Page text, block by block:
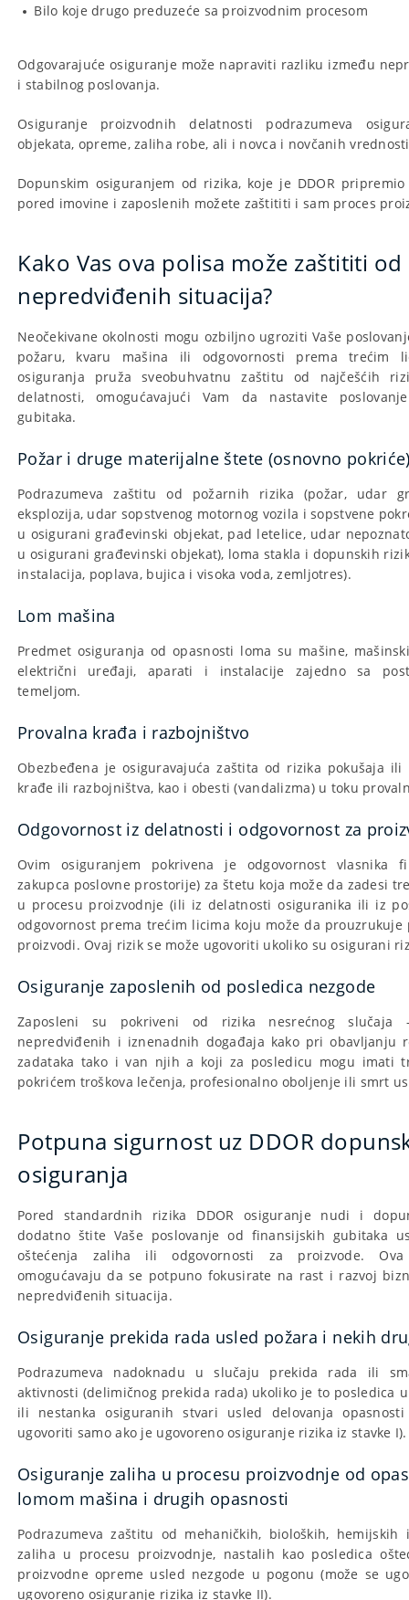
Bilo koje drugo preduzeće sa proizvodnim procesom
Odgovarajuće osiguranje može napraviti razliku između
i stabilnog poslovanja.
Osiguranje proizvodnih delatnosti podrazumeva
objekata, opreme, zaliha robe, ali i novca i novčanih
Dopunskim osiguranjem od rizika, koje je DDOR pripremio
pored imovine i zaposlenih možete zaštititi i sam proces
Kako Vas ova polisa može zaštititi od
nepredviđenih situacija?
Neočekivane okolnosti mogu ozbiljno ugroziti Vaše
požaru, kvaru mašina ili odgovornosti prema trećim
osiguranja pruža sveobuhvatnu zaštitu od najčešćih
delatnosti, omogućavajući Vam da nastavite
gubitaka.
Požar i druge materijalne štete (osnovno
Podrazumeva zaštitu od požarnih rizika (požar, udar
eksplozija, udar sopstvenog motornog vozila i sopstvene
u osigurani građevinski objekat, pad letelice, udar
u osigurani građevinski objekat), loma stakla i dopunskih
instalacija, poplava, bujica i visoka voda, zemljotres).
Lom mašina
Predmet osiguranja od opasnosti loma su mašine,
električni uređaji, aparati i instalacije zajedno sa
temeljom.
Provalna krađa i razbojništvo
Obezbeđena je osiguravajuća zaštita od rizika pokušaja ili
krađe ili razbojništva, kao i obesti (vandalizma) u toku
Odgovornost iz delatnosti i odgovornost za
Ovim osiguranjem pokrivena je odgovornost vlasnika
zakupca poslovne prostorije) za štetu koja može da zadesi
u procesu proizvodnje (ili iz delatnosti osiguranika ili iz
odgovornost prema trećim licima koju može da
proizvodi. Ovaj rizik se može ugovoriti ukoliko su osigurani
Osiguranje zaposlenih od posledica nezgode
Zaposleni su pokriveni od rizika nesrećnog slučaja
nepredviđenih i iznenadnih događaja kako pri obavljanju
zadataka tako i van njih a koji za posledicu mogu imati
pokrićem troškova lečenja, profesionalno oboljenje ili smrt
Potpuna sigurnost uz DDOR
osiguranja
Pored standardnih rizika DDOR osiguranje nudi i
dodatno štite Vaše poslovanje od finansijskih gubitaka
oštećenja zaliha ili odgovornosti za proizvode.
omogućavaju da se potpuno fokusirate na rast i razvoj
nepredviđenih situacija.
Osiguranje prekida rada usled požara i nekih
Podrazumeva nadoknadu u slučaju prekida rada ili
aktivnosti (delimičnog prekida rada) ukoliko je to posledica
ili nestanka osiguranih stvari usled delovanja
ugovoriti samo ako je ugovoreno osiguranje rizika iz stavke I).
Osiguranje zaliha u procesu proizvodnje od
lomom mašina i drugih opasnosti
Podrazumeva zaštitu od mehaničkih, bioloških,
zaliha u procesu proizvodnje, nastalih kao posledica
proizvodne opreme usled nezgode u pogonu (može se
ugovoreno osiguranje rizika iz stavke II).